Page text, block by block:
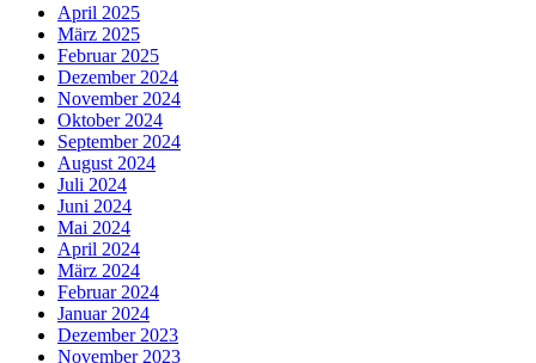
April 2025
März 2025
Februar 2025
Dezember 2024
November 2024
Oktober 2024
September 2024
August 2024
Juli 2024
Juni 2024
Mai 2024
April 2024
März 2024
Februar 2024
Januar 2024
Dezember 2023
November 2023